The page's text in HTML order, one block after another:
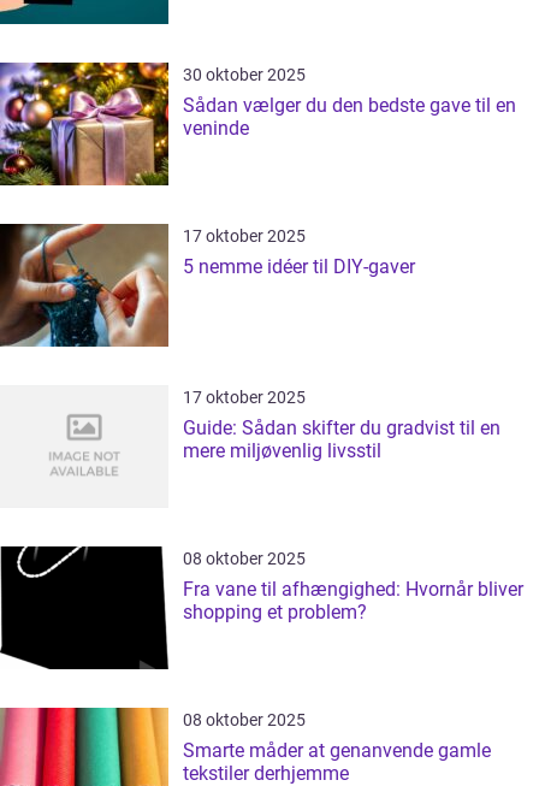
30 oktober 2025
Sådan vælger du den bedste gave til en
veninde
17 oktober 2025
5 nemme idéer til DIY-gaver
17 oktober 2025
Guide: Sådan skifter du gradvist til en
mere miljøvenlig livsstil
08 oktober 2025
Fra vane til afhængighed: Hvornår bliver
shopping et problem?
08 oktober 2025
Smarte måder at genanvende gamle
tekstiler derhjemme